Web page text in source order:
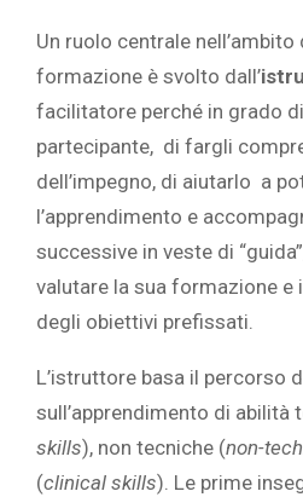
Un ruolo centrale
formazione è svolto dall’
facilitatore perché in grado
partecipante, di fargli
dell’impegno, di aiutarlo a
l’apprendimento e
successive in veste di
valutare la sua formazione e
degli obiettivi prefissati.
L’istruttore basa il percorso
sull’apprendimento di abilità
skills), non tecniche (non-
(clinical skills). Le prime